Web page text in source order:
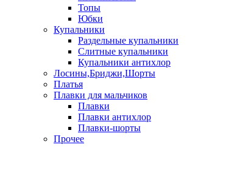
Топы
Юбки
Купальники
Раздельные купальники
Слитные купальники
Купальники антихлор
Лосины,Бриджи,Шорты
Платья
Плавки для мальчиков
Плавки
Плавки антихлор
Плавки-шорты
Прочее